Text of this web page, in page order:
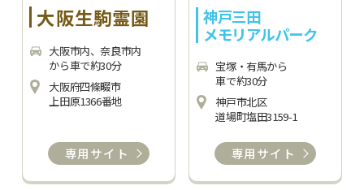
大阪生駒霊園
大阪市内、奈良市内
から車で約30分
大阪府四條畷市
上田原1366番地
専用サイト
神戸三田
メモリアルパーク
宝塚・有馬から
車で約30分
神戸市北区
道場町塩田3159-1
専用サイト